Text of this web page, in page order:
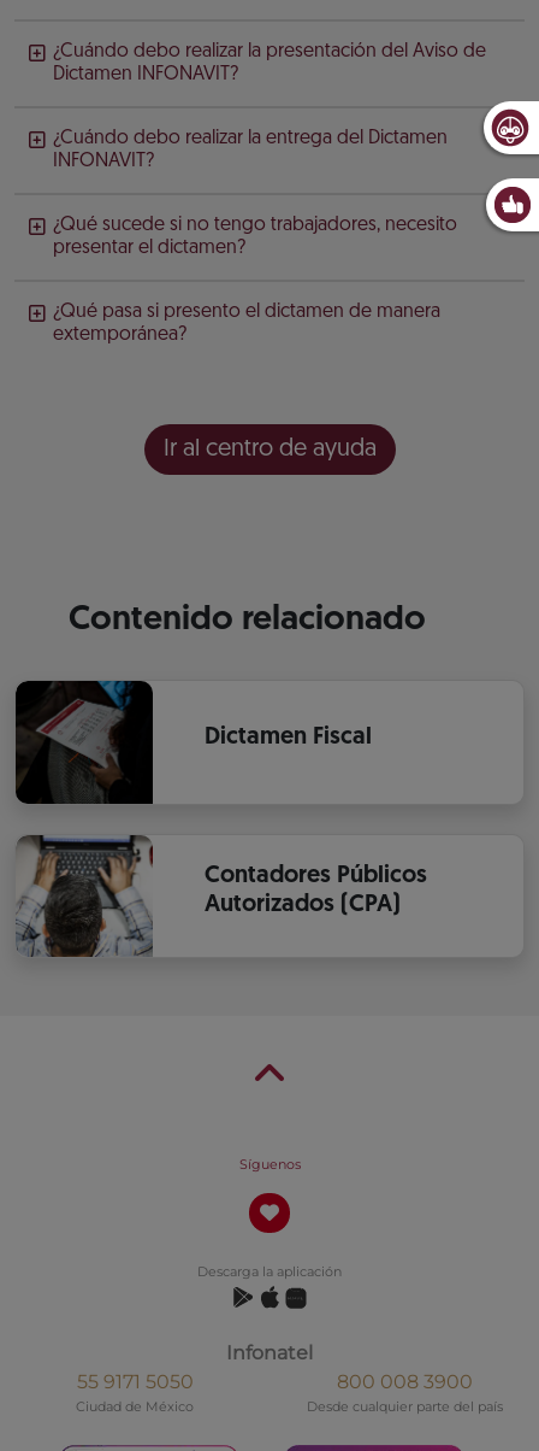
¿Cuándo debo realizar la presentación del Aviso de
Dictamen INFONAVIT?
¿Cuándo debo realizar la entrega del Dictamen
INFONAVIT?
¿Qué sucede si no tengo trabajadores, necesito
presentar el dictamen?
¿Qué pasa si presento el dictamen de manera
extemporánea?
Ir al centro de ayuda
Contenido relacionado
Dictamen Fiscal
Contadores Públicos
Autorizados (CPA)
Síguenos
Descarga la aplicación
Infonatel
55 9171 5050
Ciudad de México
800 008 3900
Desde cualquier parte del país